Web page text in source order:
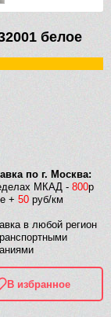
белое
по г. Москва:
МКАД - 800р
+ 50 руб/км
в любой регион
В избранное